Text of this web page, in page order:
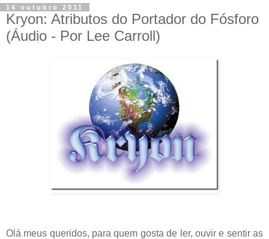
14 outubro 2011
Kryon: Atributos do Portador do Fósforo
(Áudio - Por Lee Carroll)
Olá meus queridos, para quem gosta de ler, ouvir e sentir as